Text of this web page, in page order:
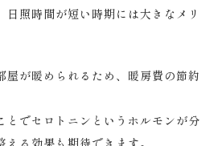
照時間が短い時期には大きなメリ
屋が暖められるため、暖房費の節約
とでセロトニンというホルモンが分
る効果も期待できます。